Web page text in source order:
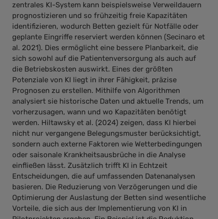
zentrales KI-System kann beispielsweise Verweildauern
prognostizieren und so frühzeitig freie Kapazitäten
identifizieren, wodurch Betten gezielt für Notfälle oder
geplante Eingriffe reserviert werden können (Secinaro et
al. 2021). Dies ermöglicht eine bessere Planbarkeit, die
sich sowohl auf die Patientenversorgung als auch auf
die Betriebskosten auswirkt. Eines der größten
Potenziale von KI liegt in ihrer Fähigkeit, präzise
Prognosen zu erstellen. Mithilfe von Algorithmen
analysiert sie historische Daten und aktuelle Trends, um
vorherzusagen, wann und wo Kapazitäten benötigt
werden. Hiltawsky et al. (2024) zeigen, dass KI hierbei
nicht nur vergangene Belegungsmuster berücksichtigt,
sondern auch externe Faktoren wie Wetterbedingungen
oder saisonale Krankheitsausbrüche in die Analyse
einfließen lässt. Zusätzlich trifft KI in Echtzeit
Entscheidungen, die auf umfassenden Datenanalysen
basieren. Die Reduzierung von Verzögerungen und die
Optimierung der Auslastung der Betten sind wesentliche
Vorteile, die sich aus der Implementierung von KI in